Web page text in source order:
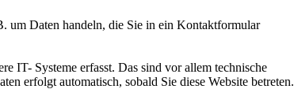
um Daten handeln, die Sie in ein Kontaktformular
IT- Systeme erfasst. Das sind vor allem technische
erfolgt automatisch, sobald Sie diese Website betreten.